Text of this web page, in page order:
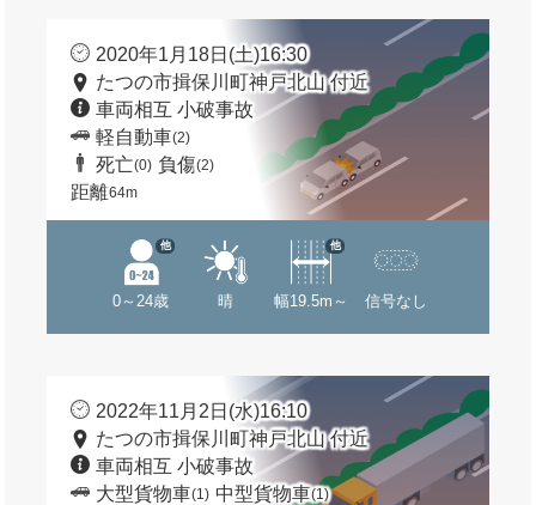
2020年1月18日(土)16:30
たつの市揖保川町神戸北山 付近
車両相互 小破事故
軽自動車(2)
死亡(0) 負傷(2)
距離64m
0～24歳
他
晴 幅19.5m～
他
信号なし
2022年11月2日(水)16:10
たつの市揖保川町神戸北山 付近
車両相互 小破事故
大型貨物車(1) 中型貨物車(1)